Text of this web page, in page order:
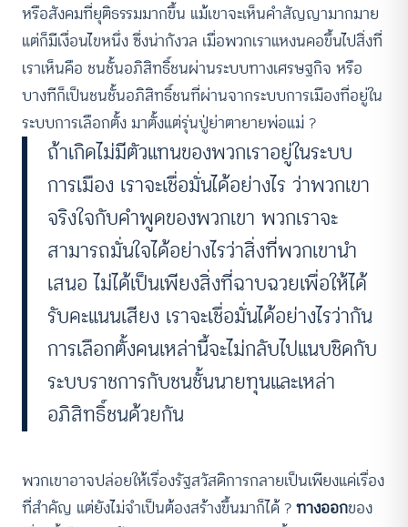
หรือสังคมที่ยุติธรรมมากขึ้น แม้เขาจะเห็นคำสัญญามากมาย
แต่ก็มีเงื่อนไขหนึ่ง ซึ่งน่ากังวล เมื่อพวกเราแหงนคอขึ้นไปสิ่งที่
เราเห็นคือ ชนชั้นอภิสิทธิ์ชนผ่านระบบทางเศรษฐกิจ หรือ
บางทีก็เป็นชนชั้นอภิสิทธิ์ชนที่ผ่านจากระบบการเมืองที่อยู่ใน
ระบบการเลือกตั้ง มาตั้งแต่รุ่นปู่ย่าตายายพ่อแม่ ?
ถ้าเกิดไม่มีตัวแทนของพวกเราอยู่ในระบบ
การเมือง เราจะเชื่อมั่นได้อย่างไร ว่าพวกเขา
จริงใจกับคำพูดของพวกเขา พวกเราจะ
สามารถมั่นใจได้อย่างไรว่าสิ่งที่พวกเขานำ
เสนอ ไม่ได้เป็นเพียงสิ่งที่ฉาบฉวยเพื่อให้ได้
รับคะแนนเสียง เราจะเชื่อมั่นได้อย่างไรว่ากัน
การเลือกตั้งคนเหล่านี้จะไม่กลับไปแนบชิดกับ
ระบบราชการกับชนชั้นนายทุนและเหล่า
อภิสิทธิ์ชนด้วยกัน
พวกเขาอาจปล่อยให้เรื่องรัฐสวัสดิการกลายเป็นเพียงแค่เรื่อง
ที่สำคัญ แต่ยังไม่จำเป็นต้องสร้างขึ้นมาก็ได้ ?ทางออกของ